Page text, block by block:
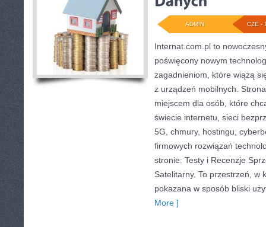
CZE -
ADMIN
Internat.com.pl to
poświęcony nowym
zagadnieniom, które wiążą
z urządzeń mobilnych.
miejscem dla osób, które
świecie internetu, sieci
5G, chmury, hostingu,
firmowych rozwiązań
stronie: Testy i Recenzje
Satelitarny. To przestrzeń, w
pokazana w sposób bliski
More ]